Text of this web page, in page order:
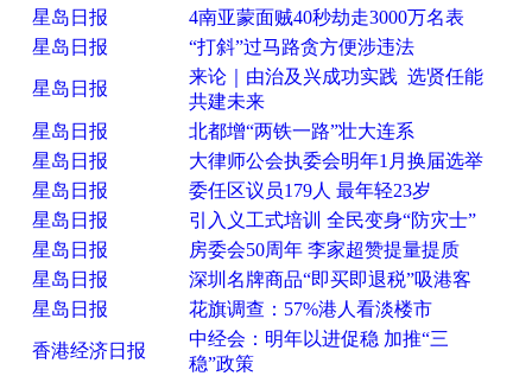
星岛日报
4南亚蒙面贼40秒劫走3000万名表
星岛日报
“打斜”过马路贪方便涉违法
星岛日报
来论｜由治及兴成功实践 选贤任能
共建未来
星岛日报
北都增“两铁一路”壮大连系
星岛日报
大律师公会执委会明年1月换届选举
星岛日报
委任区议员179人 最年轻23岁
星岛日报
引入义工式培训 全民变身“防灾士”
星岛日报
房委会50周年 李家超赞提量提质
星岛日报
深圳名牌商品“即买即退税”吸港客
星岛日报
花旗调查：57%港人看淡楼市
香港经济日报
中经会：明年以进促稳 加推“三
稳”政策